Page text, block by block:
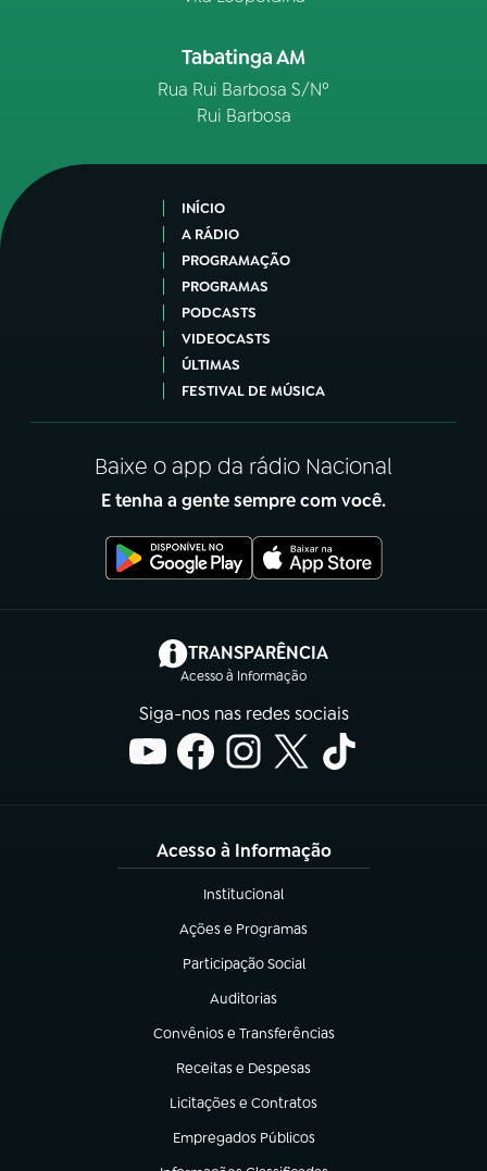
Tabatinga AM
Rua Rui Barbosa S/Nº
Rui Barbosa
INÍCIO
A RÁDIO
PROGRAMAÇÃO
PROGRAMAS
PODCASTS
VIDEOCASTS
ÚLTIMAS
FESTIVAL DE MÚSICA
Baixe o app da rádio Nacional
E tenha a gente sempre com você.
TRANSPARÊNCIA
Acesso à Informação
(abre em nova aba)
Siga-nos nas redes sociais
Acesso à Informação
Institucional
(abre em nova aba)
Ações e Programas
(abre em nova aba)
Participação Social
(abre em nova aba)
Auditorias
(abre em nova aba)
Convênios e Transferências
(abre em nova aba)
Receitas e Despesas
(abre em nova aba)
Licitações e Contratos
(abre em nova aba)
Empregados Públicos
(abre em nova aba)